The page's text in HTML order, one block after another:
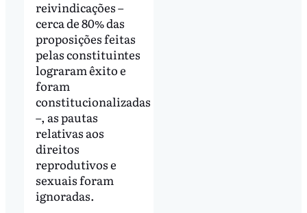
reivindicações –
cerca de 80% das
proposições feitas
pelas constituintes
lograram êxito e
foram
constitucionalizadas
–, as pautas
relativas aos
direitos
reprodutivos e
sexuais foram
ignoradas.